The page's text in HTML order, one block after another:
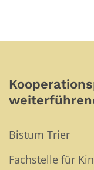
Bistum Trier
Fachstelle für